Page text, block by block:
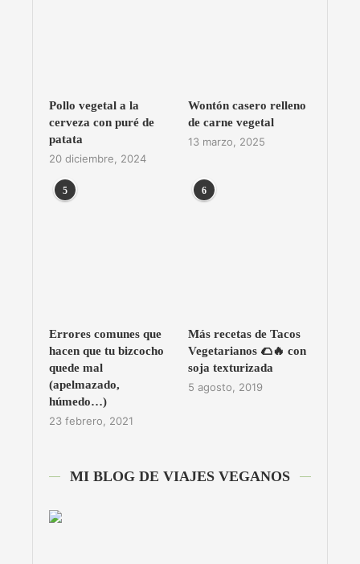
Pollo vegetal a la
cerveza con puré de
patata
20 diciembre, 2024
Wontón casero relleno
de carne vegetal
13 marzo, 2025
5
Errores comunes que
hacen que tu bizcocho
quede mal
(apelmazado,
húmedo…)
23 febrero, 2021
6
Más recetas de Tacos
Vegetarianos 🌮🔥 con
soja texturizada
5 agosto, 2019
MI BLOG DE VIAJES VEGANOS